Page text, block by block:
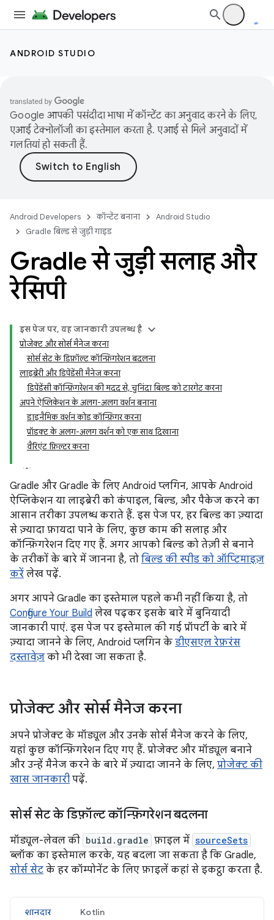
ANDROID STUDIO
Google आपकी पसंदीदा भाषा में कॉन्टेंट का अनुवाद करने के लिए,
एआई टेक्नोलॉजी का इस्तेमाल करता है. एआई से मिले अनुवादों में
गलतियां हो सकती हैं.
Android Developers कॉन्टेंट बनाना
Android Studio
Gradle बिल्ड से जुड़ी गाइड
Gradle से जुड़ी सलाह और
रेसिपी
इस पेज पर, यह जानकारी उपलब्ध है
प्रोजेक्ट और सोर्स मैनेज करना
सोर्स सेट के डिफ़ॉल्ट कॉन्फ़िगरेशन बदलना
लाइब्रेरी और डिपेंडेंसी मैनेज करना
डिपेंडेंसी कॉन्फ़िगरेशन की मदद से, चुनिंदा बिल्ड को टारगेट करना
अपने ऐप्लिकेशन के अलग-अलग वर्शन बनाना
डाइनैमिक वर्शन कोड कॉन्फ़िगर करना
प्रॉडक्ट के अलग-अलग वर्शन को एक साथ दिखाना
वैरिएंट फ़िल्टर करना
Gradle और Gradle के लिए Android प्लगिन, आपके Android
ऐप्लिकेशन या लाइब्रेरी को कंपाइल, बिल्ड, और पैकेज करने का
आसान तरीका उपलब्ध कराते हैं. इस पेज पर, हर बिल्ड का ज़्यादा
से ज़्यादा फ़ायदा पाने के लिए, कुछ काम की सलाह और
कॉन्फ़िगरेशन दिए गए हैं. अगर आपको बिल्ड को तेज़ी से बनाने
के तरीकों के बारे में जानना है, तो बिल्ड की स्पीड को ऑप्टिमाइज़
करें लेख पढ़ें.
अगर आपने Gradle का इस्तेमाल पहले कभी नहीं किया है, तो
Configure Your Build लेख पढ़कर इसके बारे में बुनियादी
जानकारी पाएं. इस पेज पर इस्तेमाल की गई प्रॉपर्टी के बारे में
ज़्यादा जानने के लिए, Android प्लगिन के डीएसएल रेफ़रंस
दस्तावेज़ को भी देखा जा सकता है.
प्रोजेक्ट और सोर्स मैनेज करना
अपने प्रोजेक्ट के मॉड्यूल और उनके सोर्स मैनेज करने के लिए,
यहां कुछ कॉन्फ़िगरेशन दिए गए हैं. प्रोजेक्ट और मॉड्यूल बनाने
और उन्हें मैनेज करने के बारे में ज़्यादा जानने के लिए, प्रोजेक्ट की
खास जानकारी पढ़ें.
सोर्स सेट के डिफ़ॉल्ट कॉन्फ़िगरेशन बदलना
मॉड्यूल-लेवल की build.gradle फ़ाइल में sourceSets
ब्लॉक का इस्तेमाल करके, यह बदला जा सकता है कि Gradle,
सोर्स सेट के हर कॉम्पोनेंट के लिए फ़ाइलें कहां से इकट्ठा करता है.
शानदार Kotlin